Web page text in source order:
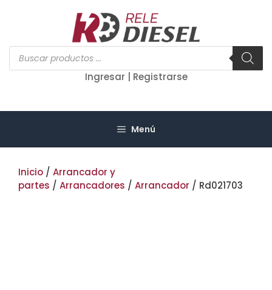
Búsqueda
de
productos
Ingresar | Registrarse
Menú
Inicio / Arrancador y
partes / Arrancadores / Arrancador / Rd021703